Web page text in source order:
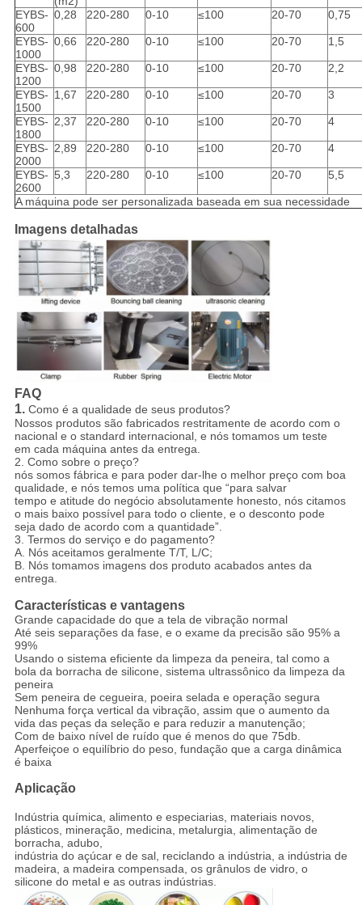
EYBS-
600
0,28 220-280 0-10 ≤100 20-70 0,75
EYBS-
1000
0,66 220-280 0-10 ≤100 20-70 1,5
EYBS-
1200
0,98 220-280 0-10 ≤100 20-70 2,2
EYBS-
1500
1,67 220-280 0-10 ≤100 20-70 3
EYBS-
1800
2,37 220-280 0-10 ≤100 20-70 4
EYBS-
2000
2,89 220-280 0-10 ≤100 20-70 4
EYBS-
2600
5,3 220-280 0-10 ≤100 20-70 5,5
A máquina pode ser personalizada baseada em sua necessidade
Imagens detalhadas
FAQ
1. Como é a qualidade de seus produtos?
Nossos produtos são fabricados restritamente de acordo com o
nacional e o standard internacional, e nós tomamos um teste
em cada máquina antes da entrega.
2. Como sobre o preço?
nós somos fábrica e para poder dar-lhe o melhor preço com boa
qualidade, e nós temos uma política que “para salvar
tempo e atitude do negócio absolutamente honesto, nós citamos
o mais baixo possível para todo o cliente, e o desconto pode
seja dado de acordo com a quantidade”.
3. Termos do serviço e do pagamento?
A. Nós aceitamos geralmente T/T, L/C;
B. Nós tomamos imagens dos produto acabados antes da
entrega.
Características e vantagens
Grande capacidade do que a tela de vibração normal
Até seis separações da fase, e o exame da precisão são 95% a
99%
Usando o sistema eficiente da limpeza da peneira, tal como a
bola da borracha de silicone, sistema ultrassônico da limpeza da
peneira
Sem peneira de cegueira, poeira selada e operação segura
Nenhuma força vertical da vibração, assim que o aumento da
vida das peças da seleção e para reduzir a manutenção;
Com de baixo nível de ruído que é menos do que 75db.
Aperfeiçoe o equilíbrio do peso, fundação que a carga dinâmica
é baixa
Aplicação
Indústria química, alimento e especiarias, materiais novos,
plásticos, mineração, medicina, metalurgia, alimentação de
borracha, adubo,
indústria do açúcar e de sal, reciclando a indústria, a indústria de
madeira, a madeira compensada, os grânulos de vidro, o
silicone do metal e as outras indústrias.